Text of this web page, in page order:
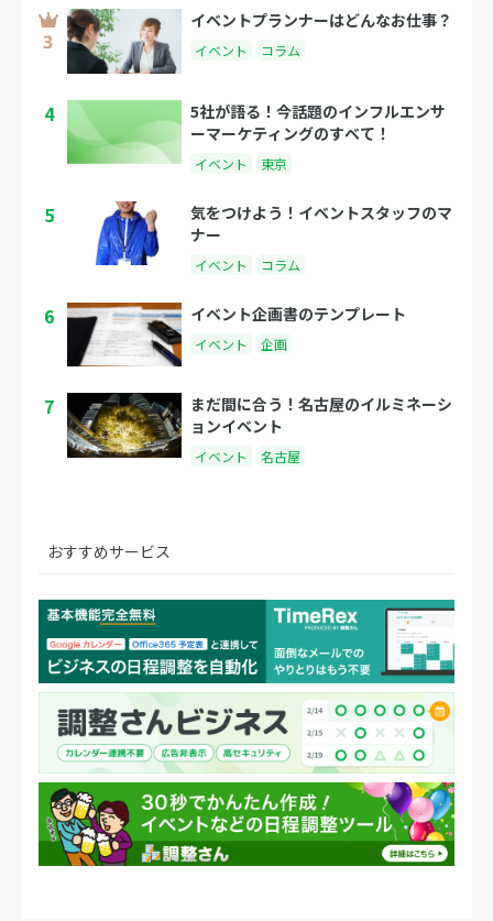
イベントプランナーはどんなお仕事？
イベント コラム
4
5社が語る！今話題のインフルエンサ
ーマーケティングのすべて！
イベント 東京
5
気をつけよう！イベントスタッフのマ
ナー
イベント コラム
6 イベント企画書のテンプレート
イベント 企画
7
まだ間に合う！名古屋のイルミネーシ
ョンイベント
イベント 名古屋
おすすめサービス